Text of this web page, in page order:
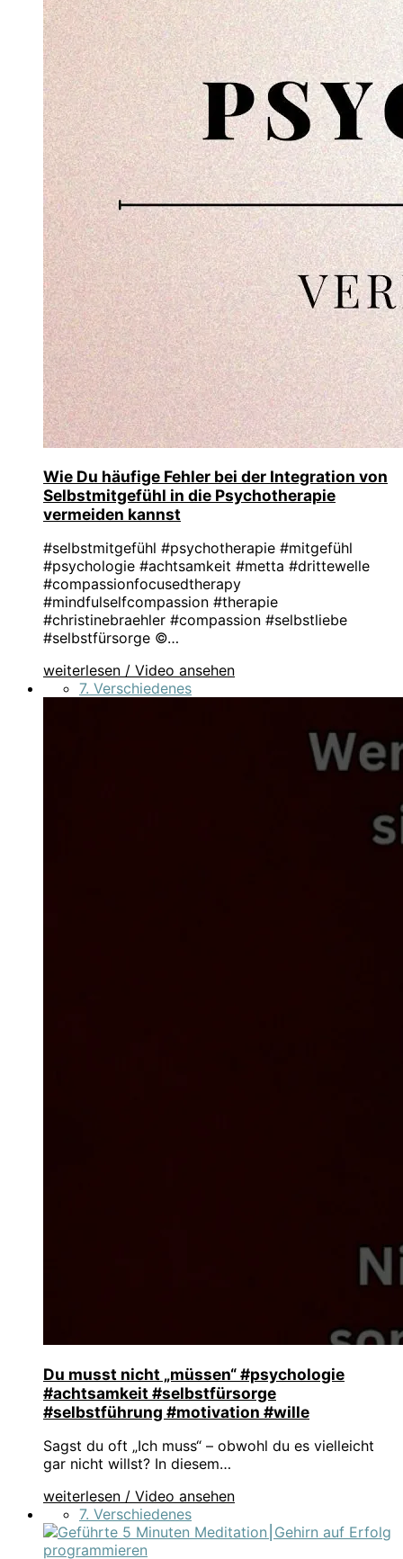
Wie Du häufige Fehler bei der Integration von
Selbstmitgefühl in die Psychotherapie
vermeiden kannst
#selbstmitgefühl #psychotherapie #mitgefühl
#psychologie #achtsamkeit #metta #drittewelle
#compassionfocusedtherapy
#mindfulselfcompassion #therapie
#christinebraehler #compassion #selbstliebe
#selbstfürsorge ©…
weiterlesen / Video ansehen
7. Verschiedenes
Du musst nicht „müssen“ #psychologie
#achtsamkeit #selbstfürsorge
#selbstführung #motivation #wille
Sagst du oft „Ich muss“ – obwohl du es vielleicht
gar nicht willst? In diesem…
weiterlesen / Video ansehen
7. Verschiedenes